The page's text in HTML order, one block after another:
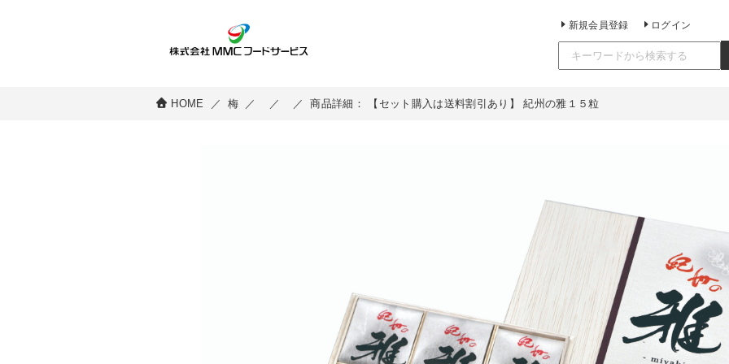
新規会員登録 ログイン
HOME ／ 梅 ／ ／ ／ 商品詳細： 【セット購入は送料割引あり】 紀州の雅１５粒